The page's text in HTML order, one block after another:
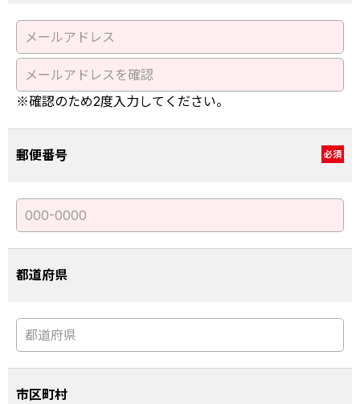
※確認のため2度入力してください。
郵便番号 必須
都道府県
市区町村